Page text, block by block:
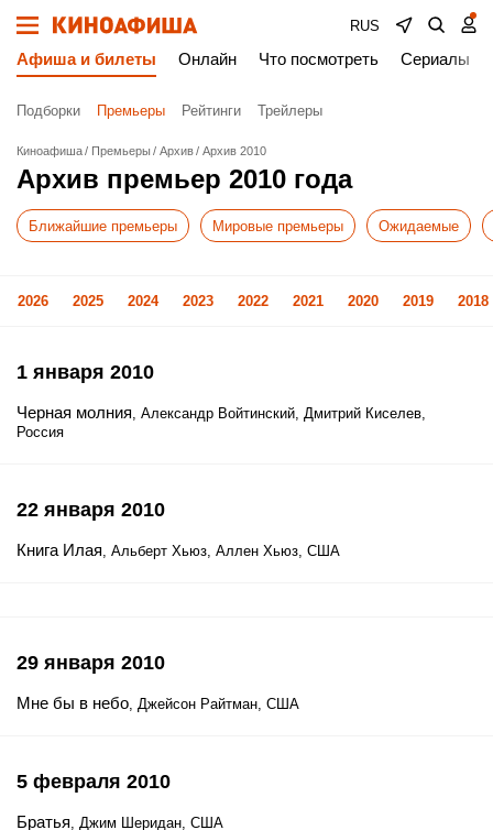
RUS
Афиша и билеты Онлайн Что посмотреть Сериалы
Подборки Премьеры Рейтинги Трейлеры
Киноафиша Премьеры Архив Архив 2010
Архив премьер 2010 года
Ближайшие премьеры Мировые премьеры Ожидаемые
2026 2025 2024 2023 2022 2021 2020 2019 2018
1 января 2010
Черная молния, Александр Войтинский, Дмитрий Киселев,
Россия
22 января 2010
Книга Илая, Альберт Хьюз, Аллен Хьюз, США
29 января 2010
Мне бы в небо, Джейсон Райтман, США
5 февраля 2010
Братья, Джим Шеридан, США